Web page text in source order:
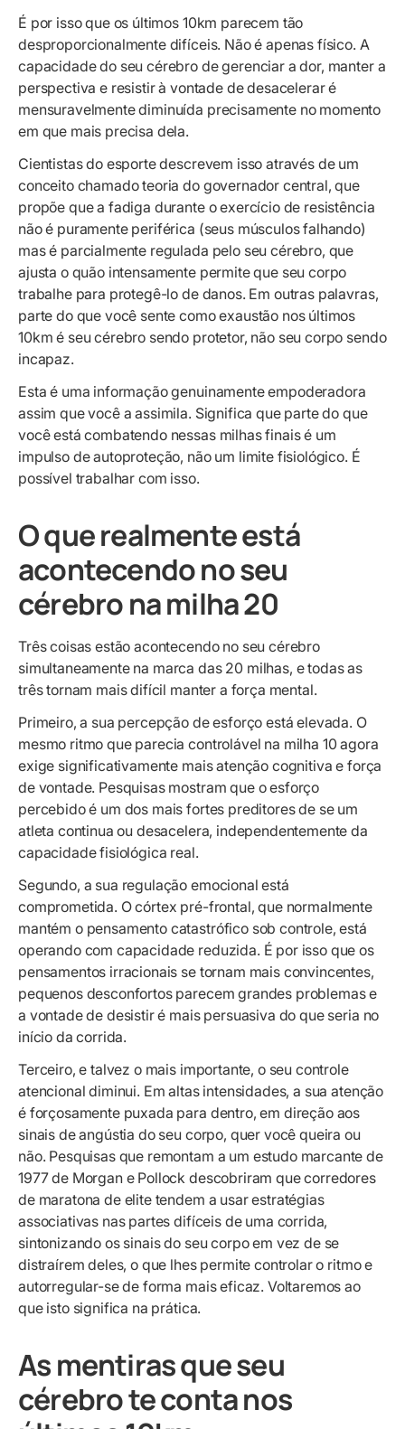
É por isso que os últimos 10km parecem tão
desproporcionalmente difíceis. Não é apenas físico. A
capacidade do seu cérebro de gerenciar a dor, manter a
perspectiva e resistir à vontade de desacelerar é
mensuravelmente diminuída precisamente no momento
em que mais precisa dela.
Cientistas do esporte descrevem isso através de um
conceito chamado teoria do governador central, que
propõe que a fadiga durante o exercício de resistência
não é puramente periférica (seus músculos falhando)
mas é parcialmente regulada pelo seu cérebro, que
ajusta o quão intensamente permite que seu corpo
trabalhe para protegê-lo de danos. Em outras palavras,
parte do que você sente como exaustão nos últimos
10km é seu cérebro sendo protetor, não seu corpo sendo
incapaz.
Esta é uma informação genuinamente empoderadora
assim que você a assimila. Significa que parte do que
você está combatendo nessas milhas finais é um
impulso de autoproteção, não um limite fisiológico. É
possível trabalhar com isso.
O que realmente está
acontecendo no seu
cérebro na milha 20
Três coisas estão acontecendo no seu cérebro
simultaneamente na marca das 20 milhas, e todas as
três tornam mais difícil manter a força mental.
Primeiro, a sua percepção de esforço está elevada. O
mesmo ritmo que parecia controlável na milha 10 agora
exige significativamente mais atenção cognitiva e força
de vontade. Pesquisas mostram que o esforço
percebido é um dos mais fortes preditores de se um
atleta continua ou desacelera, independentemente da
capacidade fisiológica real.
Segundo, a sua regulação emocional está
comprometida. O córtex pré-frontal, que normalmente
mantém o pensamento catastrófico sob controle, está
operando com capacidade reduzida. É por isso que os
pensamentos irracionais se tornam mais convincentes,
pequenos desconfortos parecem grandes problemas e
a vontade de desistir é mais persuasiva do que seria no
início da corrida.
Terceiro, e talvez o mais importante, o seu controle
atencional diminui. Em altas intensidades, a sua atenção
é forçosamente puxada para dentro, em direção aos
sinais de angústia do seu corpo, quer você queira ou
não. Pesquisas que remontam a um estudo marcante de
1977 de Morgan e Pollock descobriram que corredores
de maratona de elite tendem a usar estratégias
associativas nas partes difíceis de uma corrida,
sintonizando os sinais do seu corpo em vez de se
distraírem deles, o que lhes permite controlar o ritmo e
autorregular-se de forma mais eficaz. Voltaremos ao
que isto significa na prática.
As mentiras que seu
cérebro te conta nos